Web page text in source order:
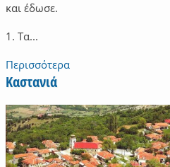
και έδωσε.
1. Τα...
Περισσότερα
Καστανιά